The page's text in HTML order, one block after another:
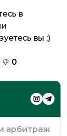
в
вы :)
0
арбитраж